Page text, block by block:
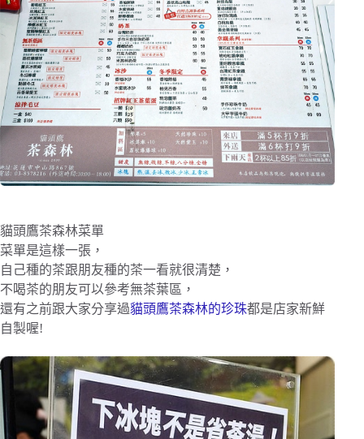
貓頭鷹茶森林菜單
菜單是這樣一張，
自己種的茶跟朋友種的茶一看就很清楚，
不喝茶的朋友可以參考無茶葉區，
還有之前跟大家分享過貓頭鷹茶森林的珍珠都是店家新鮮
自製喔!